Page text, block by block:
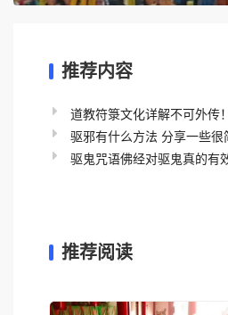
推荐内容
道教符箓文化详解不可外传！
驱邪有什么方法 分享一些
驱鬼咒语佛经对驱鬼真的有
推荐阅读